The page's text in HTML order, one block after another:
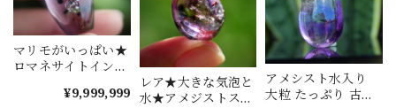
マリモがいっぱい★
ロマネサイトインア
¥9,999,999
レア★大きな気泡と
水★アメジストスー
アメシスト水入り
大粒 たっぷり 古代